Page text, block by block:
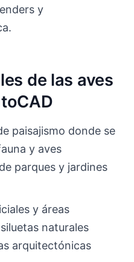
y
de las aves
paisajismo donde se
y aves
parques y jardines
y áreas
naturales
arquitectónicas